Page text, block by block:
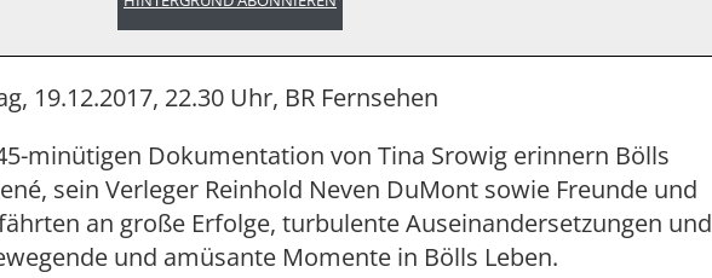
19.12.2017, 22.30 Uhr, BR Fernsehen
minütigen Dokumentation von Tina Srowig erinnern Bölls
sein Verleger Reinhold Neven DuMont sowie Freunde und
an große Erfolge, turbulente Auseinandersetzungen und
und amüsante Momente in Bölls Leben.